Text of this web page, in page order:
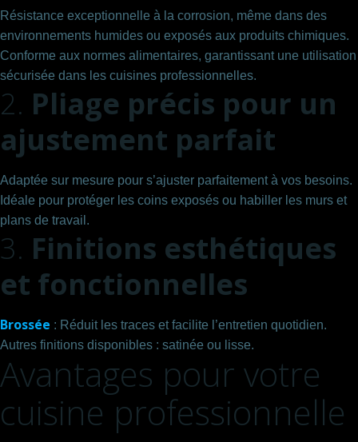
Résistance exceptionnelle à la corrosion, même dans des
environnements humides ou exposés aux produits chimiques.
Conforme aux normes alimentaires, garantissant une utilisation
sécurisée dans les cuisines professionnelles.
2. Pliage précis pour un
ajustement parfait
Adaptée sur mesure pour s’ajuster parfaitement à vos besoins.
Idéale pour protéger les coins exposés ou habiller les murs et
plans de travail.
3. Finitions esthétiques
et fonctionnelles
Brossée : Réduit les traces et facilite l’entretien quotidien.
Autres finitions disponibles : satinée ou lisse.
Avantages pour votre
cuisine professionnelle